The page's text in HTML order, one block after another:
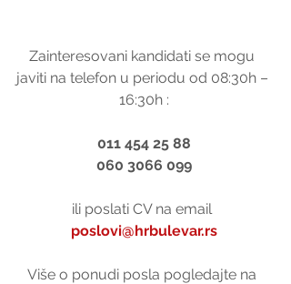
Zainteresovani kandidati se mogu
javiti na telefon u periodu od 08:30h –
16:30h :
011 454 25 88
060 3066 099
ili poslati CV na email
poslovi@hrbulevar.rs
Više o ponudi posla pogledajte na